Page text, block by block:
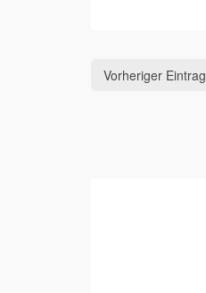
Vorheriger Eintrag